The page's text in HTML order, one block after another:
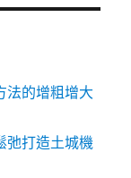
法的增粗增大
弛打造土城機